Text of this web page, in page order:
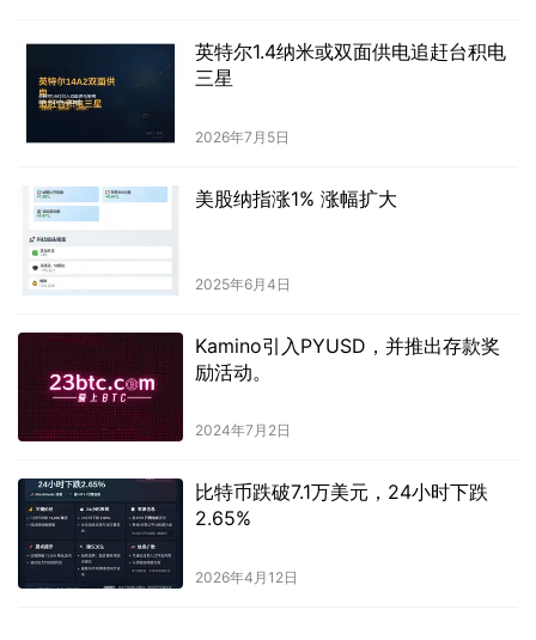
英特尔1.4纳米或双面供电追赶台积电
三星
2026年7月5日
美股纳指涨1% 涨幅扩大
2025年6月4日
Kamino引入PYUSD，并推出存款奖
励活动。
2024年7月2日
比特币跌破7.1万美元，24小时下跌
2.65%
2026年4月12日